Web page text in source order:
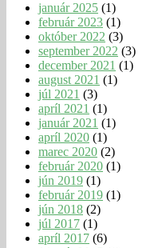
január 2025 (1)
február 2023 (1)
október 2022 (3)
september 2022 (3)
december 2021 (1)
august 2021 (1)
júl 2021 (3)
apríl 2021 (1)
január 2021 (1)
apríl 2020 (1)
marec 2020 (2)
február 2020 (1)
jún 2019 (1)
február 2019 (1)
jún 2018 (2)
júl 2017 (1)
apríl 2017 (6)